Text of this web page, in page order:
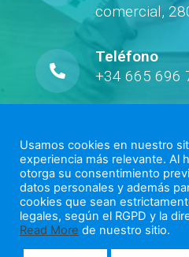
comercial,
Teléfono
+34 665 696
Usamos cookies en nuestro
experiencia más relevante. Al
otorga su consentimiento
datos personales y además
cookies que sean
legales, según el RGPD y la
Read More de nuestro sitio.